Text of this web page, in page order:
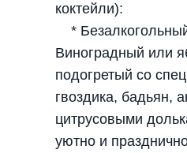
коктейли):
*
Виноградный или
подогретый со
гвоздика, бадьян,
цитрусовыми
уютно и